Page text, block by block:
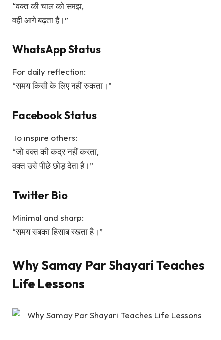
“वक्त की चाल को समझ,
वही आगे बढ़ता है।”
WhatsApp Status
For daily reflection:
“समय किसी के लिए नहीं रुकता।”
Facebook Status
To inspire others:
“जो वक्त की कद्र नहीं करता,
वक्त उसे पीछे छोड़ देता है।”
Twitter Bio
Minimal and sharp:
“समय सबका हिसाब रखता है।”
Why Samay Par Shayari Teaches
Life Lessons